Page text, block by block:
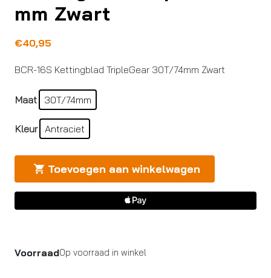
mm Zwart
€40,95
BCR-16S Kettingblad TripleGear 30T/74mm Zwart
Maat 30T/74mm
Kleur Antraciet
Toevoegen aan winkelwagen
VoorraadOp voorraad in winkel